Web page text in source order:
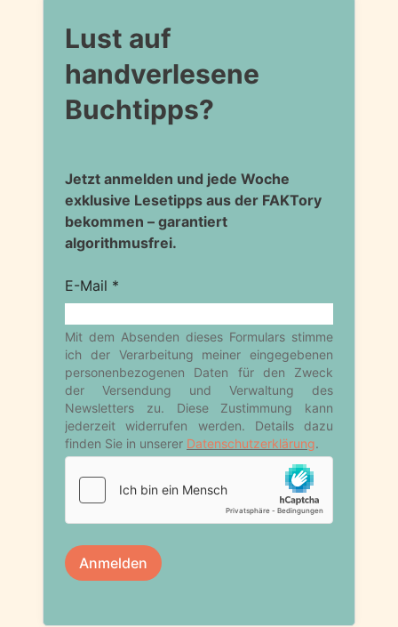
Lust auf
handverlesene
Buchtipps?